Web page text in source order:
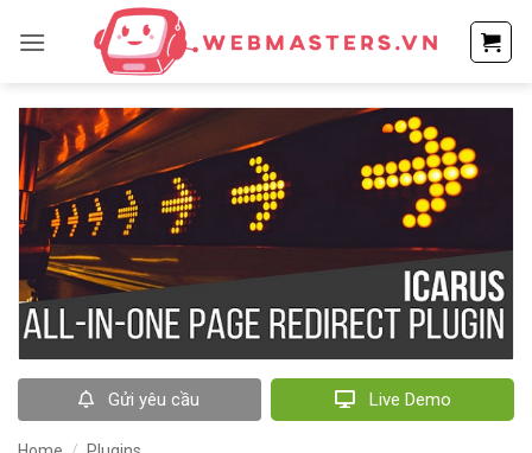
qua
dung
Gửi yêu cầu Live Demo